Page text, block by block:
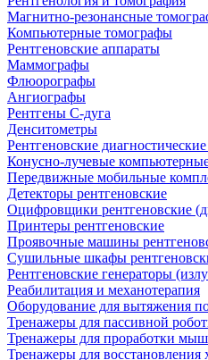
Магнитно-резонансные
Компьютерные томографы
Рентгеновские аппараты
Маммографы
Флюорографы
Ангиографы
Рентгены С-дуга
Денситометры
Рентгеновские
Конусно-лучевые
Передвижные мобильные
Детекторы рентгеновские
Оцифровщики рентгеновские
Принтеры рентгеновские
Проявочные машины
Сушильные шкафы
Рентгеновские генераторы
Реабилитация и механотерапия
Оборудование для вытяжения
Тренажеры для пассивной
Тренажеры для проработки
Тренажеры для восстановления